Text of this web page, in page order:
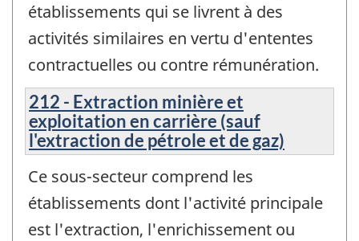
établissements qui se livrent à des
activités similaires en vertu d'ententes
contractuelles ou contre rémunération.
212 - Extraction minière et
exploitation en carrière (sauf
l'extraction de pétrole et de gaz)
Ce sous-secteur comprend les
établissements dont l'activité principale
est l'extraction, l'enrichissement ou